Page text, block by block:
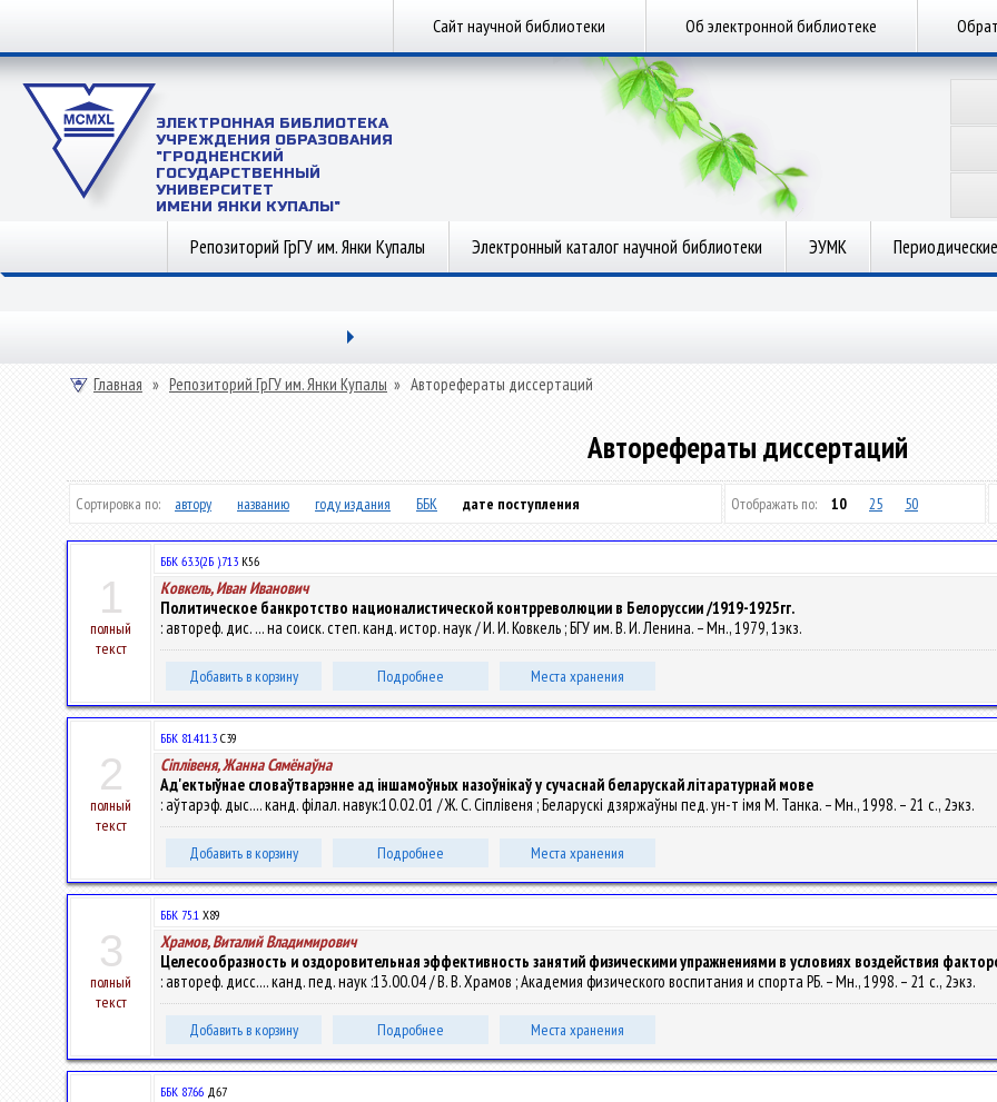
Сайт научной библиотеки Об электронной библиотеке
ЭЛЕКТРОННАЯ БИБЛИОТЕКА
УЧРЕЖДЕНИЯ ОБРАЗОВАНИЯ
"ГРОДНЕНСКИЙ
ГОСУДАРСТВЕННЫЙ
УНИВЕРСИТЕТ
ИМЕНИ ЯНКИ КУПАЛЫ"
Репозиторий ГрГУ им. Янки Купалы Электронный каталог научной библиотеки ЭУМК
Главная » Репозиторий ГрГУ им. Янки Купалы » Авторефераты диссертаций
Авторефераты диссертаций
Сортировка по: автору названию году издания ББК дате поступления Отображать по: 10 25 50
1
полный
текст
ББК 63.3(2Б ).713 К56
Ковкель, Иван Иванович
Политическое банкротство националистической контрреволюции в Белоруссии /1919-1925гг.
: автореф. дис. ... на соиск. степ. канд. истор. наук / И. И. Ковкель ; БГУ им. В. И. Ленина. – Мн., 1979, 1экз.
Добавить в корзину Подробнее Места хранения
2
полный
текст
ББК 81.411.3 С39
Сіплівеня, Жанна Сямёнаўна
Ад'ектыўнае словаўтварэнне ад iншамоўных назоўнiкаў у сучаснай беларускай лiтаратурнай мове
: аўтарэф. дыс.... канд. фiлал. навук:10.02.01 / Ж. С. Сіплівеня ; Беларускі дзяржаўны пед. ун-т імя М. Танка. – Мн., 1998. – 21 с., 2экз.
Добавить в корзину Подробнее Места хранения
3
полный
текст
ББК 75.1 Х89
Храмов, Виталий Владимирович
Целесообразность и оздоровительная эффективность занятий физическими упражнениями в условиях воздействия
: автореф. дисс.... канд. пед. наук :13.00.04 / В. В. Храмов ; Академия физического воспитания и спорта РБ. – Мн., 1998. – 21 с., 2экз.
Добавить в корзину Подробнее Места хранения
ББК 87.66 Д67